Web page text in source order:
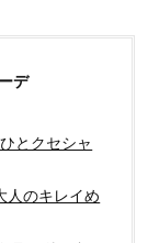
デ
とクセシャ
人のキレイめ